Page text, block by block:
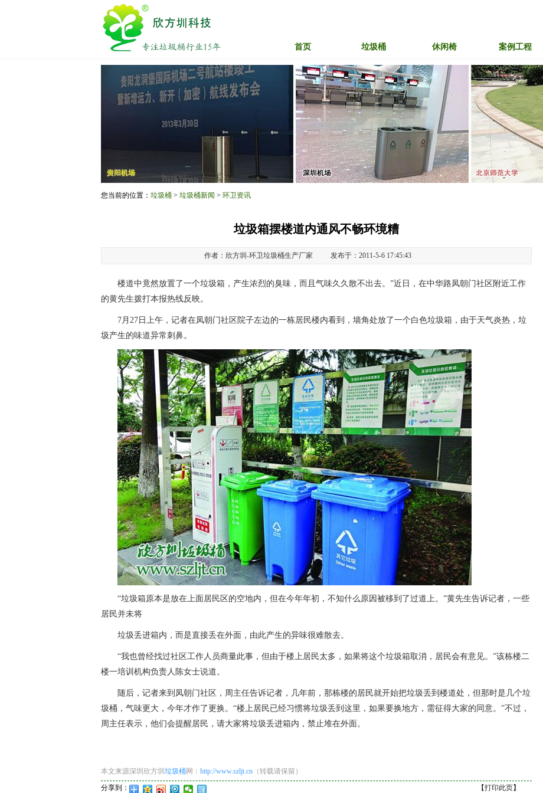
首页 垃圾桶 休闲椅 案例工程
您当前的位置： 垃圾桶 > 垃圾桶新闻 > 环卫资讯
垃圾箱摆楼道内通风不畅环境糟
作者：欣方圳-环卫垃圾桶生产厂家 发布于：2011-5-6 17:45:43
楼道中竟然放置了一个垃圾箱，产生浓烈的臭味，而且气味久久散不出去。”近日，在中华路凤朝门社区附近工作
的黄先生拨打本报热线反映。
7月27日上午，记者在凤朝门社区院子左边的一栋居民楼内看到，墙角处放了一个白色垃圾箱，由于天气炎热，垃
圾产生的味道异常刺鼻。
“垃圾箱原本是放在上面居民区的空地内，但在今年年初，不知什么原因被移到了过道上。”黄先生告诉记者，一些
居民并未将
垃圾丢进箱内，而是直接丢在外面，由此产生的异味很难散去。
“我也曾经找过社区工作人员商量此事，但由于楼上居民太多，如果将这个垃圾箱取消，居民会有意见。”该栋楼二
楼一培训机构负责人陈女士说道。
随后，记者来到凤朝门社区，周主任告诉记者，几年前，那栋楼的居民就开始把垃圾丢到楼道处，但那时是几个垃
圾桶，气味更大，今年才作了更换。“楼上居民已经习惯将垃圾丢到这里，如果要换地方，需征得大家的同意。”不过，
周主任表示，他们会提醒居民，请大家将垃圾丢进箱内，禁止堆在外面。
本文来源深圳欣方圳 垃圾桶网： http://www.szljt.cn （转载请保留）
分享到：
【打印此页】